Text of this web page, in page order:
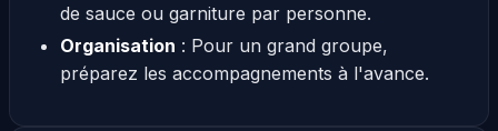
de sauce ou garniture par personne.
Organisation : Pour un grand groupe,
préparez les accompagnements à l'avance.